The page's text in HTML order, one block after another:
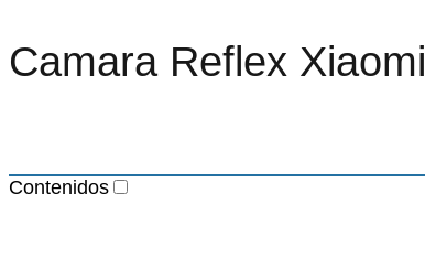
Camara Reflex Xiaomi
Contenidos